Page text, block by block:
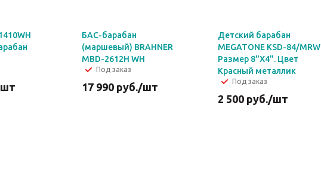
БАС-барабан
(маршевый) BRAHNER
MBD-2612H WH
Под заказ
17 990руб./шт
Детский барабан
MEGATONE KSD-84/MRW
Размер 8"X4". Цвет
Красный металлик
Под заказ
2 500 руб./шт